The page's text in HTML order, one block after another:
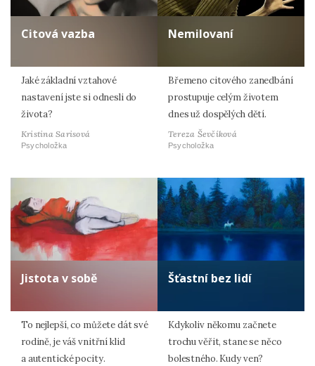
Citová vazba
Jaké základní vztahové
nastavení jste si odnesli do
života?
Kristina Sarisová
Psycholožka
Nemilovaní
Břemeno citového zanedbání
prostupuje celým životem
dnes už dospělých dětí.
Tereza Ševčíková
Psycholožka
Jistota v sobě
To nejlepší, co můžete dát své
rodině, je váš vnitřní klid
a autentické pocity.
Šťastní bez lidí
Kdykoliv někomu začnete
trochu věřit, stane se něco
bolestného. Kudy ven?